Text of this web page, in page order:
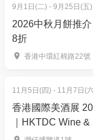
9月1日(二) - 9月25日(五)
2026中秋月餅推
8折
香港中環紅棉路22號
11月5日(四) - 11月7日(
香港國際美酒展
｜HKTDC Wine